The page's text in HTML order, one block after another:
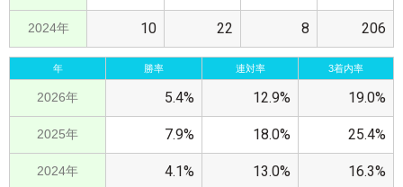
2024年 10 22 8 206
年 勝率 連対率 3着内率
2026年 5.4% 12.9% 19.0%
2025年 7.9% 18.0% 25.4%
2024年 4.1% 13.0% 16.3%